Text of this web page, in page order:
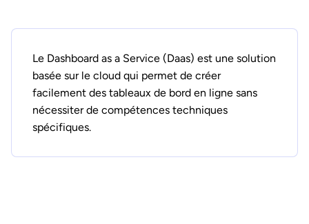
Le Dashboard as a Service (Daas) est une solution
basée sur le cloud qui permet de créer
facilement des tableaux de bord en ligne sans
nécessiter de compétences techniques
spécifiques.